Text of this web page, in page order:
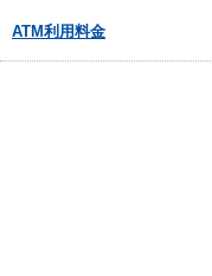
ATM利用料金